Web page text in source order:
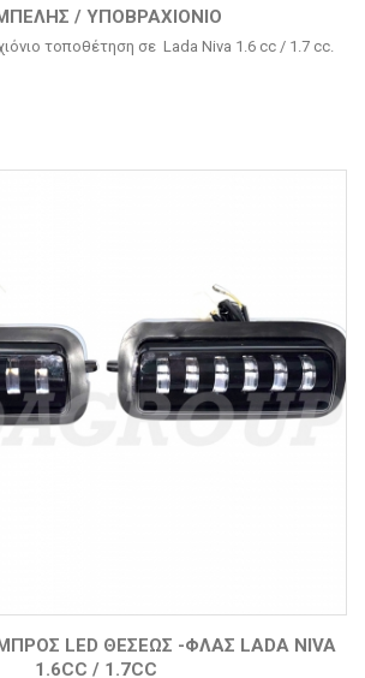
/ ΥΠΟΒΡΑΧΙΌΝΙΟ
τοποθέτηση σε Lada Niva 1.6 cc / 1.7 cc.
LED ΘΈΣΕΩΣ -ΦΛΑΣ LADA NIVA
1.6CC / 1.7CC